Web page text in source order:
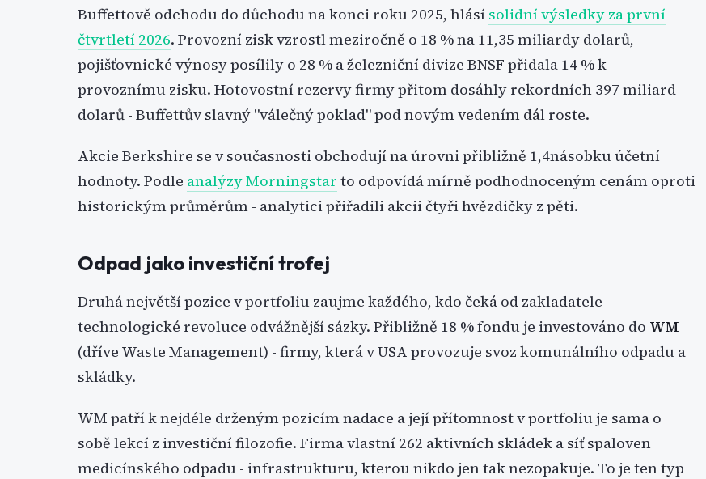
Buffettově odchodu do důchodu na konci roku 2025, hlásí solidní výsledky za první
čtvrtletí 2026. Provozní zisk vzrostl meziročně o 18 % na 11,35 miliardy dolarů,
pojišťovnické výnosy posílily o 28 % a železniční divize BNSF přidala 14 % k
provoznímu zisku. Hotovostní rezervy firmy přitom dosáhly rekordních 397 miliard
dolarů - Buffettův slavný "válečný poklad" pod novým vedením dál roste.
Akcie Berkshire se v současnosti obchodují na úrovni přibližně 1,4násobku účetní
hodnoty. Podle analýzy Morningstar to odpovídá mírně podhodnoceným cenám oproti
historickým průměrům - analytici přiřadili akcii čtyři hvězdičky z pěti.
Odpad jako investiční trofej
Druhá největší pozice v portfoliu zaujme každého, kdo čeká od zakladatele
technologické revoluce odvážnější sázky. Přibližně 18 % fondu je investováno do WM
(dříve Waste Management) - firmy, která v USA provozuje svoz komunálního odpadu a
skládky.
WM patří k nejdéle drženým pozicím nadace a její přítomnost v portfoliu je sama o
sobě lekcí z investiční filozofie. Firma vlastní 262 aktivních skládek a síť spaloven
medicínského odpadu - infrastrukturu, kterou nikdo jen tak nezopakuje. To je ten typ